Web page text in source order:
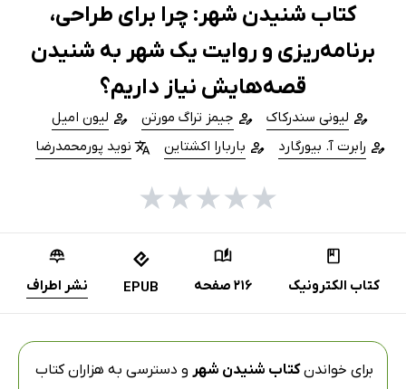
کتاب شنیدن شهر: چرا برای طراحی،
برنامه‌ریزی و روایت یک شهر به شنیدن
قصه‌هایش نیاز داریم؟
لیونی سندرکاک جیمز تراگ مورتن
لیون امیل
رابرت آ. بیورگارد
باربارا اکشتاین نوید پورمحمدرضا
★
★
★
★
★
کتاب الکترونیک 216 صفحه EPUB نشر اطراف
برای خواندنکتاب شنیدن شهر و دسترسی به هزاران کتاب